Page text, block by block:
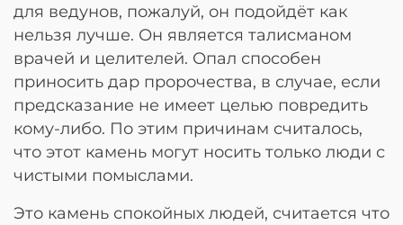
для ведунов, пожалуй, он подойдёт как
нельзя лучше. Он является талисманом
врачей и целителей. Опал способен
приносить дар пророчества, в случае, если
предсказание не имеет целью повредить
кому-либо. По этим причинам считалось,
что этот камень могут носить только люди с
чистыми помыслами.
Это камень спокойных людей, считается что